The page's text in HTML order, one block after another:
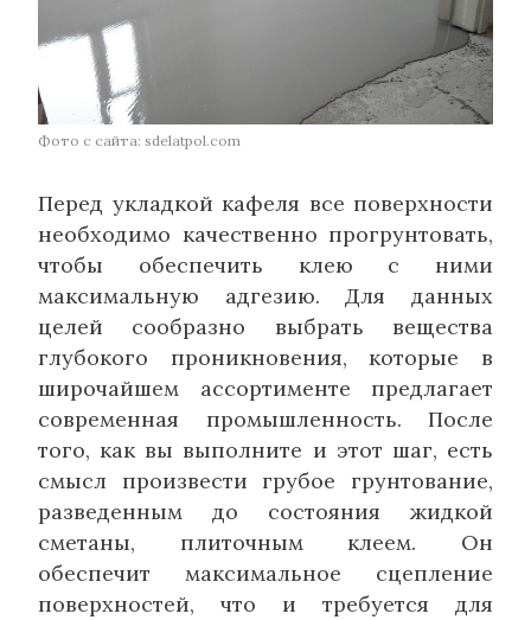
Фото с сайта: sdelatpol.com
Перед укладкой кафеля все поверхности
необходимо качественно прогрунтовать,
чтобы обеспечить клею с ними
максимальную адгезию. Для данных
целей сообразно выбрать вещества
глубокого проникновения, которые в
широчайшем ассортименте предлагает
современная промышленность. После
того, как вы выполните и этот шаг, есть
смысл произвести грубое грунтование,
разведенным до состояния жидкой
сметаны, плиточным клеем. Он
обеспечит максимальное сцепление
поверхностей, что и требуется для